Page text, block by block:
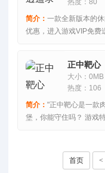
热度：80
简介： 一款全新版本的
优惠，进入游戏VIP免费
正中靶心
大小：0MB
热度：106
简介： "正中靶心是一款
堡，你能守住吗？ 游戏
首页 <